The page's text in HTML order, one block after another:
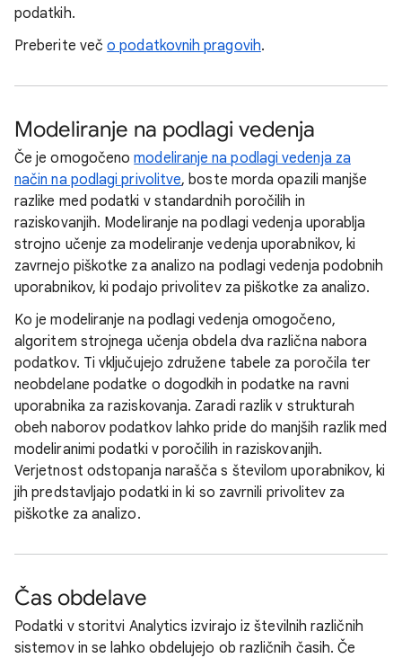
podatkih.
Preberite večo podatkovnih pragovih.
Modeliranje na podlagi vedenja
Če je omogočenomodeliranje na podlagi vedenja za
način na podlagi privolitve, boste morda opazili manjše
razlike med podatki v standardnih poročilih in
raziskovanjih. Modeliranje na podlagi vedenja uporablja
strojno učenje za modeliranje vedenja uporabnikov, ki
zavrnejo piškotke za analizo na podlagi vedenja podobnih
uporabnikov, ki podajo privolitev za piškotke za analizo.
Ko je modeliranje na podlagi vedenja omogočeno,
algoritem strojnega učenja obdela dva različna nabora
podatkov. Ti vključujejo združene tabele za poročila ter
neobdelane podatke o dogodkih in podatke na ravni
uporabnika za raziskovanja. Zaradi razlik v strukturah
obeh naborov podatkov lahko pride do manjših razlik med
modeliranimi podatki v poročilih in raziskovanjih.
Verjetnost odstopanja narašča s številom uporabnikov, ki
jih predstavljajo podatki in ki so zavrnili privolitev za
piškotke za analizo.
Čas obdelave
Podatki v storitvi Analytics izvirajo iz številnih različnih
sistemov in se lahko obdelujejo ob različnih časih. Če